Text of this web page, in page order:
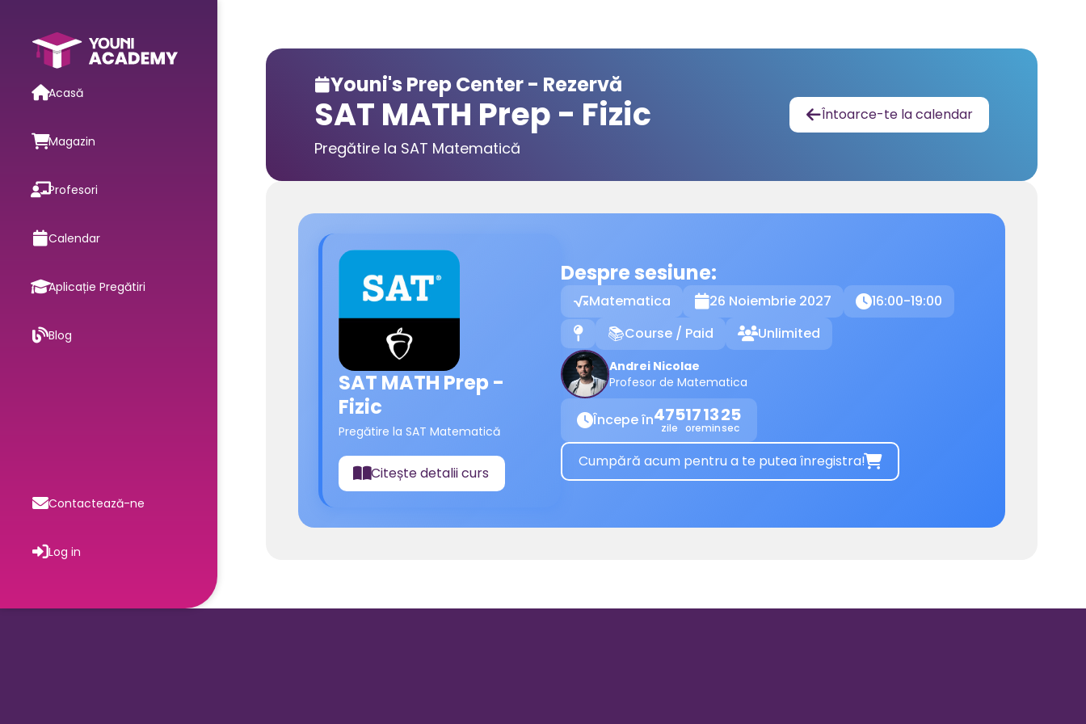
Acasă
Magazin
Profesori
Calendar
Aplicație Pregătiri
Blog
Contactează-ne
Log in
Youni's Prep Center - Rezervă
SAT MATH Prep - Fizic
Pregătire la SAT Matematică
Întoarce-te la calendar
SAT MATH Prep -
Fizic
Pregătire la SAT Matematică
📖Citește detalii curs
Despre sesiune:
Matematica 26 Noiembrie 2027 16:00-19:00
📍 📚Course / Paid Unlimited
Andrei Nicolae
Profesor de Matematica
Începe în475
zile
17
ore
13
min
25
sec
Cumpără acum pentru a te putea înregistra!